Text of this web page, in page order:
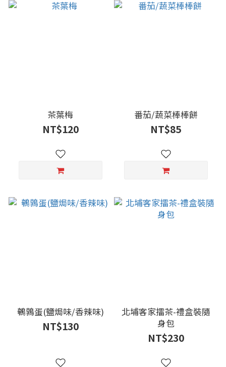
茶葉梅
NT$120
番茄/蔬菜棒棒餅
NT$85
鵪鶉蛋(鹽焗味/香辣味)
NT$130
北埔客家擂茶-禮盒裝隨
身包
NT$230